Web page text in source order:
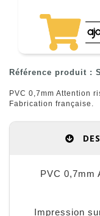
Référence produit :
PVC 0,7mm Attention
Fabrication française.
PVC 0,7mm
Impression